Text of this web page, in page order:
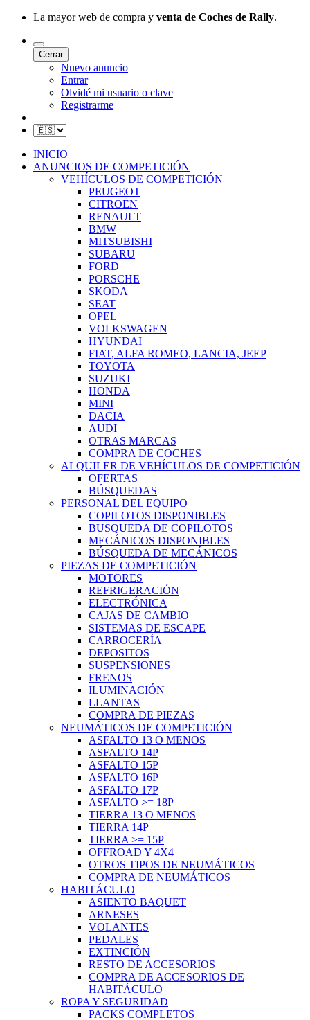
La mayor web de compra y venta de Coches de Rally.
Cerrar
Nuevo anuncio
Entrar
Olvidé mi usuario o clave
Registrarme
INICIO
ANUNCIOS DE COMPETICIÓN
VEHÍCULOS DE COMPETICIÓN
PEUGEOT
CITROËN
RENAULT
BMW
MITSUBISHI
SUBARU
FORD
PORSCHE
SKODA
SEAT
OPEL
VOLKSWAGEN
HYUNDAI
FIAT, ALFA ROMEO, LANCIA, JEEP
TOYOTA
SUZUKI
HONDA
MINI
DACIA
AUDI
OTRAS MARCAS
COMPRA DE COCHES
ALQUILER DE VEHÍCULOS DE COMPETICIÓN
OFERTAS
BÚSQUEDAS
PERSONAL DEL EQUIPO
COPILOTOS DISPONIBLES
BUSQUEDA DE COPILOTOS
MECÁNICOS DISPONIBLES
BÚSQUEDA DE MECÁNICOS
PIEZAS DE COMPETICIÓN
MOTORES
REFRIGERACIÓN
ELECTRÓNICA
CAJAS DE CAMBIO
SISTEMAS DE ESCAPE
CARROCERÍA
DEPOSITOS
SUSPENSIONES
FRENOS
ILUMINACIÓN
LLANTAS
COMPRA DE PIEZAS
NEUMÁTICOS DE COMPETICIÓN
ASFALTO 13 O MENOS
ASFALTO 14P
ASFALTO 15P
ASFALTO 16P
ASFALTO 17P
ASFALTO >= 18P
TIERRA 13 O MENOS
TIERRA 14P
TIERRA >= 15P
OFFROAD Y 4X4
OTROS TIPOS DE NEUMÁTICOS
COMPRA DE NEUMÁTICOS
HABITÁCULO
ASIENTO BAQUET
ARNESES
VOLANTES
PEDALES
EXTINCIÓN
RESTO DE ACCESORIOS
COMPRA DE ACCESORIOS DE
HABITÁCULO
ROPA Y SEGURIDAD
PACKS COMPLETOS